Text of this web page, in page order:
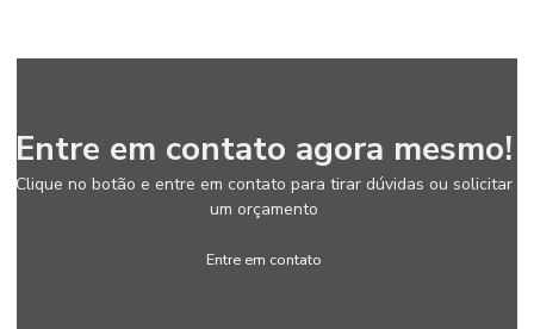
Entre em contato agora mesmo!
Clique no botão e entre em contato para tirar dúvidas ou solicitar
um orçamento
Entre em contato